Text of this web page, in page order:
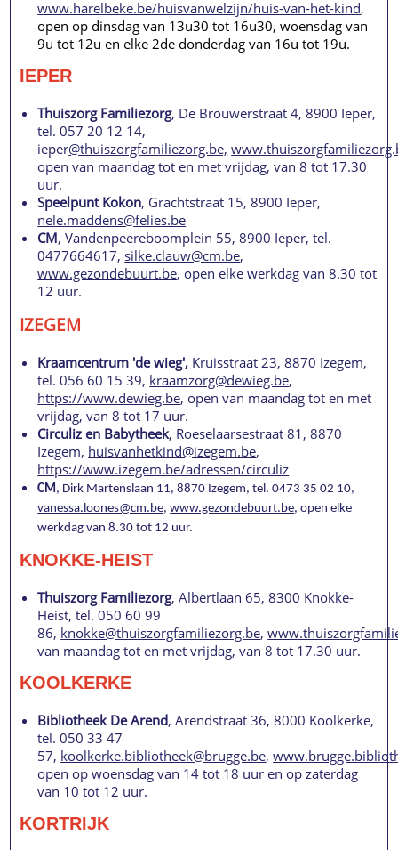
www.harelbeke.be/huisvanwelzijn/huis-van-het-kind,
open op dinsdag van 13u30 tot 16u30, woensdag van
9u tot 12u en elke 2de donderdag van 16u tot 19u.
IEPER
Thuiszorg Familiezorg, De Brouwerstraat 4, 8900 Ieper,
tel. 057 20 12 14,
ieper@thuiszorgfamiliezorg.be,
open van maandag tot en met vrijdag, van 8 tot 17.30
uur.
Speelpunt Kokon, Grachtstraat 15, 8900 Ieper,
nele.maddens@felies.be
CM, Vandenpeereboomplein 55, 8900 Ieper, tel.
0477664617, silke.clauw@cm.be,
www.gezondebuurt.be, open elke werkdag van 8.30 tot
12 uur.
IZEGEM
Kraamcentrum 'de wieg', Kruisstraat 23, 8870 Izegem,
tel. 056 60 15 39, kraamzorg@dewieg.be,
https://www.dewieg.be, open van maandag tot en met
vrijdag, van 8 tot 17 uur.
Circuliz en Babytheek, Roeselaarsestraat 81, 8870
Izegem, huisvanhetkind@izegem.be,
https://www.izegem.be/adressen/circuliz
CM , Dirk Martenslaan 11, 8870 Izegem, tel. 0473 35 02 10,
vanessa.loones@cm.be,www.gezondebuurt.be, open elke
werkdag van 8.30 tot 12 uur.
KNOKKE-HEIST
Thuiszorg Familiezorg, Albertlaan 65, 8300 Knokke-
Heist, tel. 050 60 99
86, knokke@thuiszorgfamiliezorg.be,
van maandag tot en met vrijdag, van 8 tot 17.30 uur.
KOOLKERKE
Bibliotheek De Arend, Arendstraat 36, 8000 Koolkerke,
tel. 050 33 47
57, koolkerke.bibliotheek@brugge.be,
open op woensdag van 14 tot 18 uur en op zaterdag
van 10 tot 12 uur.
KORTRIJK